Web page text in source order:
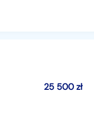
25 500zł